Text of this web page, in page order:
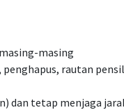
masing
rautan
dan tetap menjaga